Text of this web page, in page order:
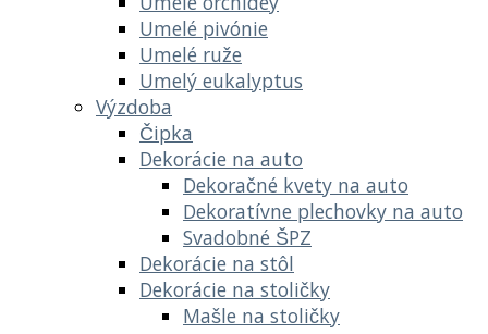
Umelé pivónie
Umelé ruže
Umelý eukalyptus
Výzdoba
Čipka
Dekorácie na auto
Dekoračné kvety na auto
Dekoratívne plechovky na auto
Svadobné ŠPZ
Dekorácie na stôl
Dekorácie na stoličky
Mašle na stoličky